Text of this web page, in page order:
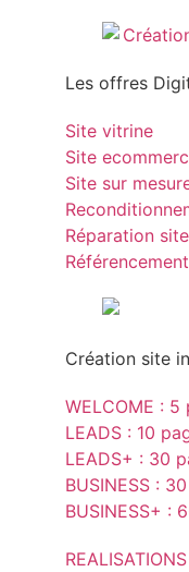
Les offres
Site vitrine
Site
Site sur
Réparation site
Référencement
Création site
WELCOME :
LEADS : 10
LEADS+ : 30
BUSINESS :
BUSINESS+ :